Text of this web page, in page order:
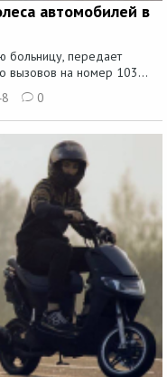
автомобилей в
больницу, передает
вызовов на номер 103...
0